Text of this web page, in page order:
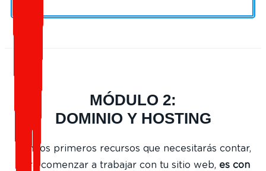
MÓDULO 2:
DOMINIO Y HOSTING
Con los primeros recursos que necesitarás contar,
para comenzar a trabajar con tu sitio web, es con